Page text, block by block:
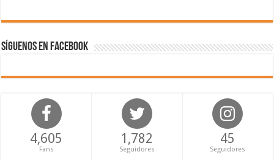
Síguenos en Facebook
4,605
Fans
1,782
Seguidores
45
Seguidores